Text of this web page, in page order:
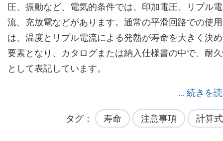
圧、振動など、電気的条件では、印加電圧、リプル電
流、充放電などがあります。通常の平滑回路での使
は、温度とリプル電流による発熱が寿命を大きく決
要素となり、カタログまたは納入仕様書の中で、耐
として表記しています。
... 続きを
タグ 寿命 注意事項 計算式